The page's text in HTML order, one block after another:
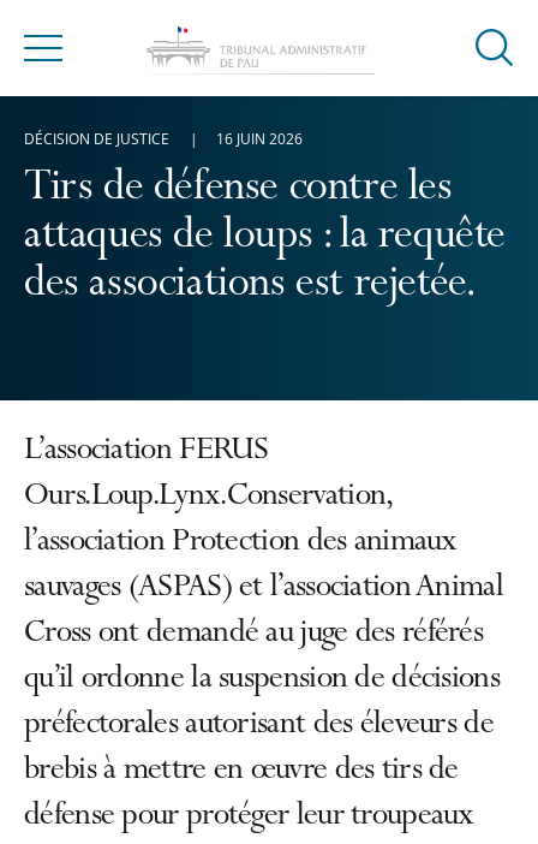
Menu
Ouvrir
Tirs de défense contre les
attaques de loups : la requête
des associations est rejetée.
DÉCISION DE JUSTICE 16 JUIN 2026
L’association FERUS
Ours.Loup.Lynx.Conservation,
l’association Protection des animaux
sauvages (ASPAS) et l’association Animal
Cross ont demandé au juge des référés
qu’il ordonne la suspension de décisions
préfectorales autorisant des éleveurs de
brebis à mettre en œuvre des tirs de
défense pour protéger leur troupeaux